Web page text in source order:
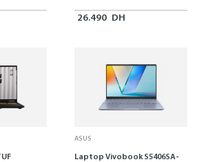
26.490 DH
ASUS
Laptop Vivobook S5406SA-